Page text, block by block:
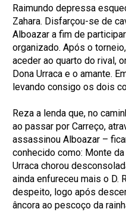
Raimundo depressa
Zahara. Disfarçou-se de
Alboazar a fim de
organizado. Após o
aceder ao quarto do rival,
Dona Urraca e o amante.
levando consigo os dois
Reza a lenda que, no
ao passar por Carreço,
assassinou Alboazar –
conhecido como: Monte
Urraca chorou
ainda enfureceu mais o D.
despeito, logo após
âncora ao pescoço da